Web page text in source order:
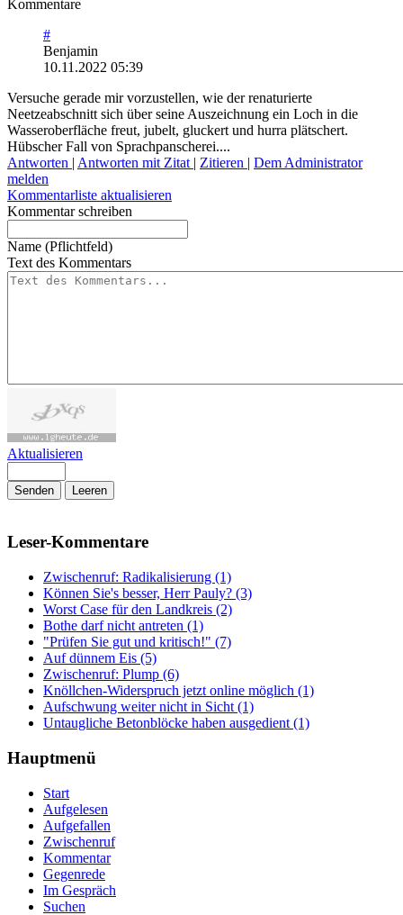
Kommentare
#
Benjamin
10.11.2022 05:39
Versuche gerade mir vorzustellen, wie der renaturierte
Neetzeabschnitt sich über seine Auszeichnung ein Loch in die
Wasseroberfläche freut, jubelt, gluckert und hurra plätschert.
Hübscher Fall von Sprachpanscherei....
Antworten | Antworten mit Zitat | Zitieren | Dem Administrator
melden
Kommentarliste aktualisieren
Kommentar schreiben
Name (Pflichtfeld)
Text des Kommentars
Aktualisieren
Senden Leeren
Leser-Kommentare
Zwischenruf: Radikalisierung (1)
Können Sie's besser, Herr Pauly? (3)
Worst Case für den Landkreis (2)
Bothe darf nicht antreten (1)
"Prüfen Sie gut und kritisch!" (7)
Auf dünnem Eis (5)
Zwischenruf: Plump (6)
Knöllchen-Widerspruch jetzt online möglich (1)
Aufschwung weiter nicht in Sicht (1)
Untaugliche Betonblöcke haben ausgedient (1)
Hauptmenü
Start
Aufgelesen
Aufgefallen
Zwischenruf
Kommentar
Gegenrede
Im Gespräch
Suchen